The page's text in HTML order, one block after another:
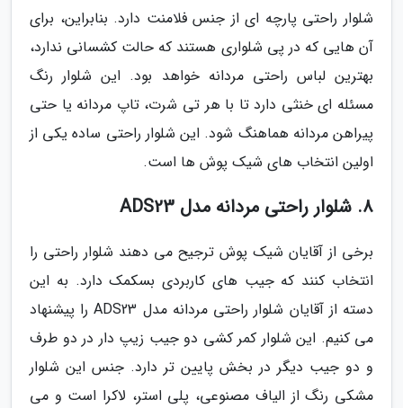
شلوار راحتی پارچه ای از جنس فلامنت دارد. بنابراین، برای
آن هایی که در پی شلواری هستند که حالت کشسانی ندارد،
بهترین لباس راحتی مردانه خواهد بود. این شلوار رنگ
مسئله ای خنثی دارد تا با هر تی شرت، تاپ مردانه یا حتی
پیراهن مردانه هماهنگ شود. این شلوار راحتی ساده یکی از
اولین انتخاب های شیک پوش ها است.
8. شلوار راحتی مردانه مدل ADS23
برخی از آقایان شیک پوش ترجیح می دهند شلوار راحتی را
انتخاب کنند که جیب های کاربردی بسکمک دارد. به این
دسته از آقایان شلوار راحتی مردانه مدل ADS23 را پیشنهاد
می کنیم. این شلوار کمر کشی دو جیب زیپ دار در دو طرف
و دو جیب دیگر در بخش پایین تر دارد. جنس این شلوار
مشکی رنگ از الیاف مصنوعی، پلی استر، لاکرا است و می